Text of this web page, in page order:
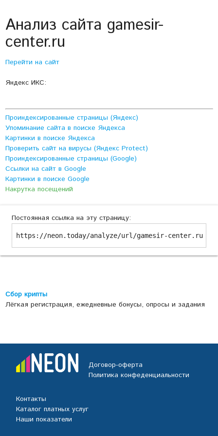
Анализ сайта gamesir-
center.ru
Перейти на сайт
Яндекс ИКС:
Проиндексированные страницы (Яндекс)
Упоминание сайта в поиске Яндекса
Картинки в поиске Яндекса
Проверить сайт на вирусы (Яндекс Protect)
Проиндексированные страницы (Google)
Ссылки на сайт в Google
Картинки в поиске Google
Накрутка посещений
Постоянная ссылка на эту страницу:
https://neon.today/analyze/url/gamesir-center.ru
Сбор крипты
Лёгкая регистрация, ежедневные бонусы, опросы и задания
Договор-оферта
Политика конфеденциальности
Контакты
Каталог платных услуг
Наши показатели